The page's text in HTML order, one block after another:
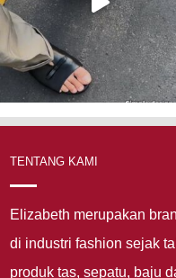
TENTANG KAMI
Elizabeth merupakan
di industri fashion sejak
produk tas, sepatu, baju